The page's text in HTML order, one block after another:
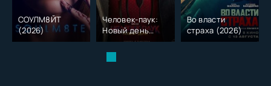
СОУЛМ8ЙТ
(2026)
Человек-паук:
Новый день
(2026)
Во власти
страха (2026)